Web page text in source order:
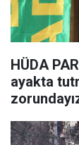
HÜDA
ayakta